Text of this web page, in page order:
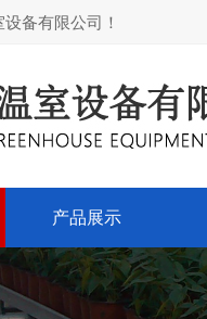
备有限公司！
产品展示